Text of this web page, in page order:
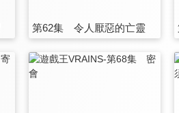
第62集 令人厭惡的亡靈